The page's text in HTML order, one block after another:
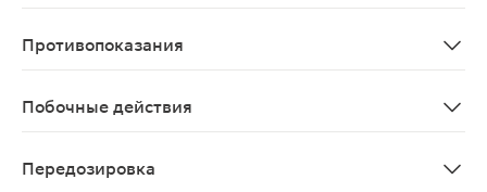
Противопоказания
Побочные действия
Передозировка